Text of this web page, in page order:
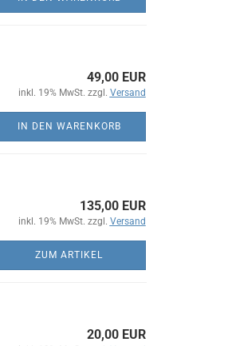
49,00 EUR
inkl. 19% MwSt. zzgl. Versand
IN DEN WARENKORB
135,00 EUR
inkl. 19% MwSt. zzgl. Versand
ZUM ARTIKEL
20,00 EUR